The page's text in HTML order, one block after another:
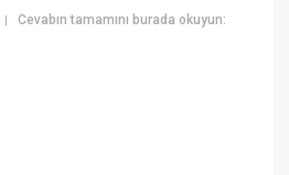
|Cevabın tamamını burada okuyun: